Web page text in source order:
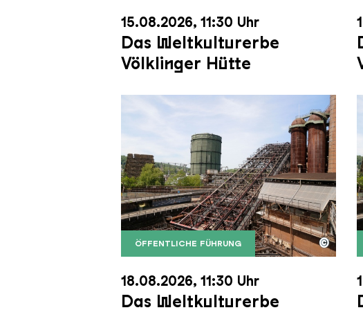
15.08.2026, 11:30 Uhr
Das Weltkulturerbe
Völklinger Hütte
ÖFFENTLICHE FÜHRUNG
Der Erzschrägaufzug der Völklinger
Copyright: Weltkulturerbe Völklinger
©
18.08.2026, 11:30 Uhr
Das Weltkulturerbe